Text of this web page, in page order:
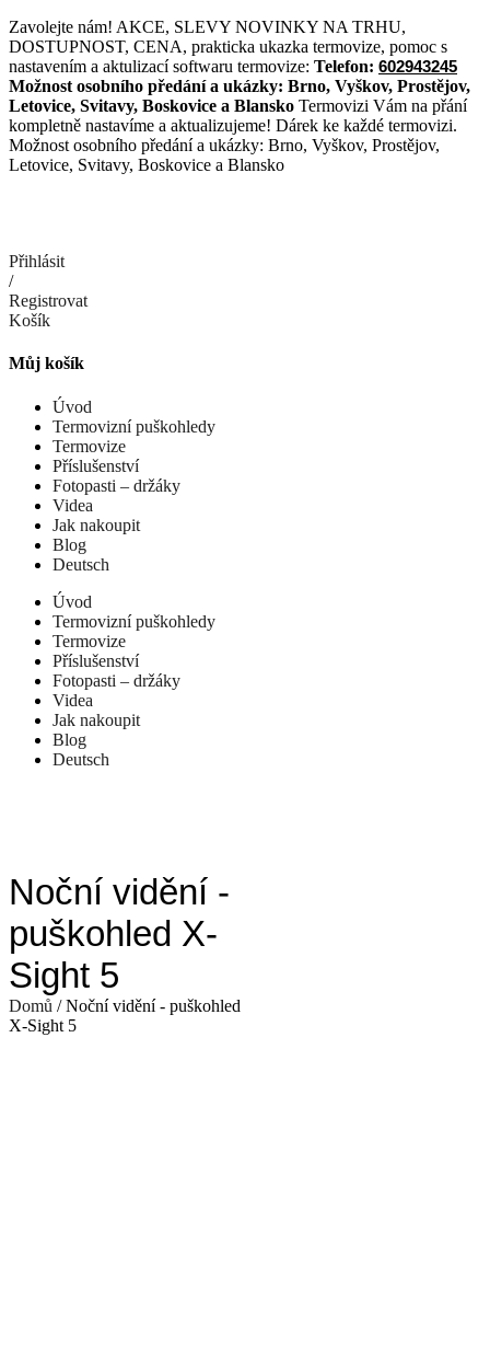
Přejít
k
obsahu
Zavolejte nám! AKCE, SLEVY NOVINKY NA TRHU,
DOSTUPNOST, CENA, prakticka ukazka termovize, pomoc s
nastavením a aktulizací softwaru termovize: Telefon: 602943245
Možnost osobního předání a ukázky: Brno, Vyškov, Prostějov,
Letovice, Svitavy, Boskovice a Blansko Termovizi Vám na přání
kompletně nastavíme a aktualizujeme! Dárek ke každé termovizi.
Možnost osobního předání a ukázky: Brno, Vyškov, Prostějov,
Letovice, Svitavy, Boskovice a Blansko
Přihlásit
/
Registrovat
Košík
Můj košík
Úvod
Termovizní puškohledy
Termovize
Příslušenství
Fotopasti – držáky
Videa
Jak nakoupit
Blog
Deutsch
Úvod
Termovizní puškohledy
Termovize
Příslušenství
Fotopasti – držáky
Videa
Jak nakoupit
Blog
Deutsch
Noční vidění -
puškohled X-
Sight 5
Domů / Noční vidění - puškohled
X-Sight 5